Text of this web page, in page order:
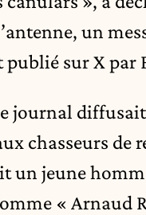
un
publié sur X par
journal
chasseurs de
un jeune
« Arnaud